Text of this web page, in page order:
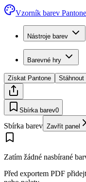
Vzorník barev Pantone
Nástroje barev
Barevné hry
Získat Pantone Stáhnout
Sbírka barev0
Sbírka barev Zavřít panel
Zatím žádné nasbírané
Před exportem PDF